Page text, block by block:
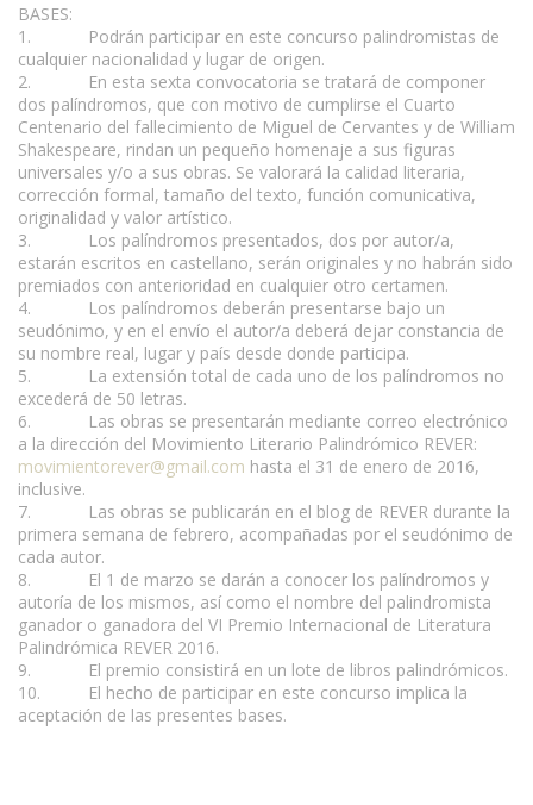
BASES:
1. Podrán participar en este concurso palindromistas de
cualquier nacionalidad y lugar de origen.
2. En esta sexta convocatoria se tratará de componer
dos palíndromos, que con motivo de cumplirse el Cuarto
Centenario del fallecimiento de Miguel de Cervantes y de William
Shakespeare, rindan un pequeño homenaje a sus figuras
universales y/o a sus obras. Se valorará la calidad literaria,
corrección formal, tamaño del texto, función comunicativa,
originalidad y valor artístico.
3. Los palíndromos presentados, dos por autor/a,
estarán escritos en castellano, serán originales y no habrán sido
premiados con anterioridad en cualquier otro certamen.
4. Los palíndromos deberán presentarse bajo un
seudónimo, y en el envío el autor/a deberá dejar constancia de
su nombre real, lugar y país desde donde participa.
5. La extensión total de cada uno de los palíndromos no
excederá de 50 letras.
6. Las obras se presentarán mediante correo electrónico
a la dirección del Movimiento Literario Palindrómico REVER:
movimientorever@gmail.com hasta el 31 de enero de 2016,
inclusive.
7. Las obras se publicarán en el blog de REVER durante la
primera semana de febrero, acompañadas por el seudónimo de
cada autor.
8. El 1 de marzo se darán a conocer los palíndromos y
autoría de los mismos, así como el nombre del palindromista
ganador o ganadora del VI Premio Internacional de Literatura
Palindrómica REVER 2016.
9. El premio consistirá en un lote de libros palindrómicos.
10. El hecho de participar en este concurso implica la
aceptación de las presentes bases.